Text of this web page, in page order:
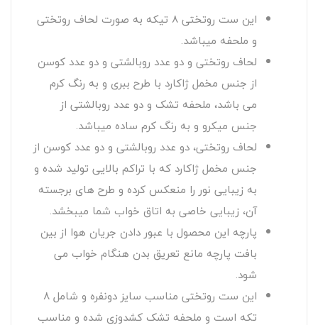
این ست روتختی 8 تیکه به صورت لحاف روتختی
و ملحفه میباشد.
لحاف روتختی و دو عدد روبالشتی و دو عدد کوسن
از جنس مخمل ژاکارد با طرح ببری و به رنگ کرم
می باشد، ملحفه تشک و دو عدد روبالشتی از
جنس میکرو و به رنگ کرم ساده میباشد.
لحاف روتختی، دو عدد روبالشتی و دو عدد کوسن از
جنس مخمل ژاکارد که با تراکم بالایی تولید شده و
به زیبایی نور را منعکس کرده و طرح های برجسته
آن، زیبایی خاصی به اتاق خواب شما میبخشد.
پارچه این محصول با عبور دادن جریان هوا از بین
بافت پارچه مانع تعریق بدن هنگام خواب می
شود.
این ست روتختی مناسب سایز دونفره و شامل 8
تکه است و ملحفه تشک کشدوزی شده و مناسب